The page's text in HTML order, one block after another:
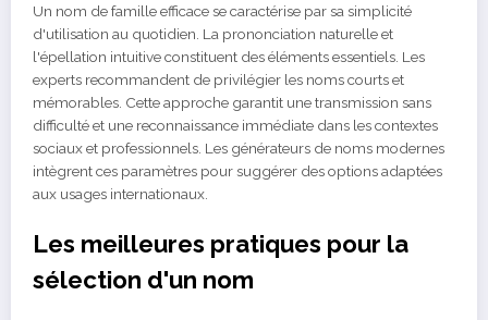
Un nom de famille efficace se caractérise par sa simplicité
d'utilisation au quotidien. La prononciation naturelle et
l'épellation intuitive constituent des éléments essentiels. Les
experts recommandent de privilégier les noms courts et
mémorables. Cette approche garantit une transmission sans
difficulté et une reconnaissance immédiate dans les contextes
sociaux et professionnels. Les générateurs de noms modernes
intègrent ces paramètres pour suggérer des options adaptées
aux usages internationaux.
Les meilleures pratiques pour la
sélection d'un nom